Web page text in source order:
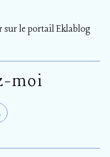
moi
sur le portail Eklablog